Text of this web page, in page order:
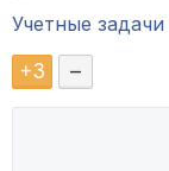
Учетные задачи
+3 –